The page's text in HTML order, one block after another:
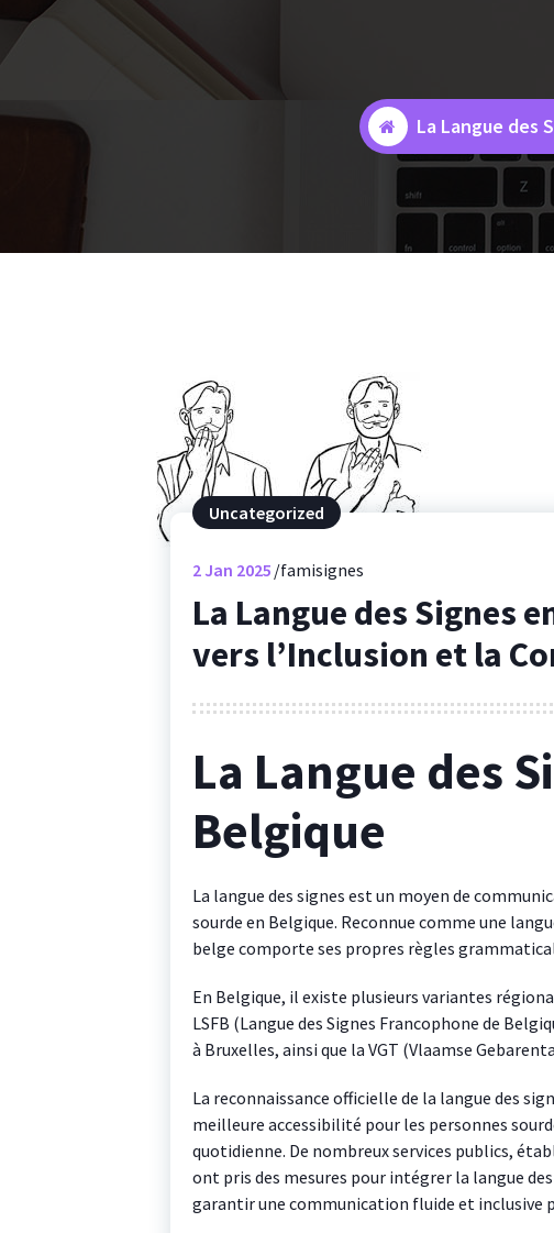
La Langue des
Uncategorized
2Jan 2025 famisignes
La Langue des Signes
vers l’Inclusion et la
La Langue des
Belgique
La langue des signes est un moyen de
sourde en Belgique. Reconnue comme une
belge comporte ses propres règles
En Belgique, il existe plusieurs variantes
LSFB (Langue des Signes Francophone de
à Bruxelles, ainsi que la VGT (Vlaamse
La reconnaissance officielle de la langue des
meilleure accessibilité pour les personnes
quotidienne. De nombreux services publics,
ont pris des mesures pour intégrer la langue
garantir une communication fluide et inclusive